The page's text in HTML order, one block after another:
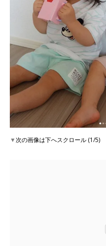
▼次の画像は下へスクロール (1/5)